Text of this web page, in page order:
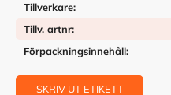
Tillverkare
Tillv. artnr
Förpackningsinnehåll
SKRIV UT ETIKETT